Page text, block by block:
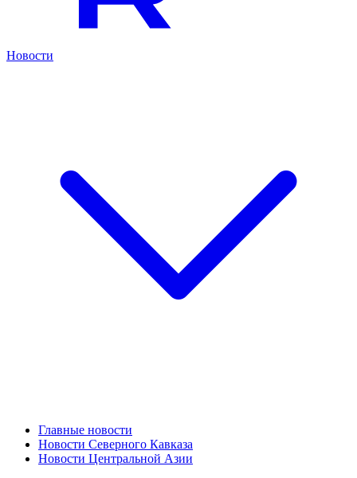
Новости
Главные новости
Новости Северного Кавказа
Новости Центральной Азии